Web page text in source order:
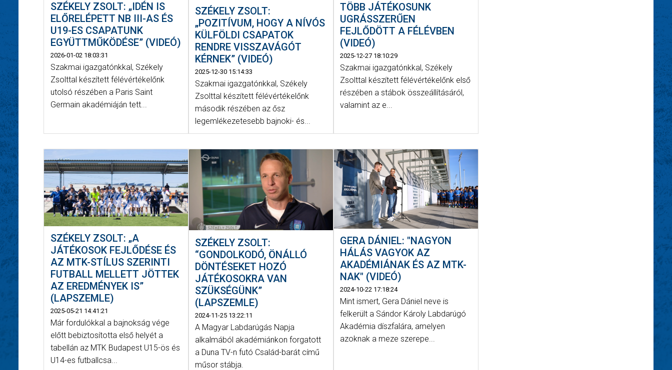
SZÉKELY ZSOLT: „IDÉN IS
ELŐRELÉPETT NB III-AS ÉS
U19-ES CSAPATUNK
EGYÜTTMŰKÖDÉSE” (VIDEÓ)
2026-01-02 18:03:31
Szakmai igazgatónkkal, Székely
Zsolttal készített félévértékelőnk
utolsó részében a Paris Saint
Germain akadémiáján tett...
SZÉKELY ZSOLT:
„POZITÍVUM, HOGY A NÍVÓS
KÜLFÖLDI CSAPATOK
RENDRE VISSZAVÁGÓT
KÉRNEK” (VIDEÓ)
2025-12-30 15:14:33
Szakmai igazgatónkkal, Székely
Zsolttal készített félévértékelőnk
második részében az ősz
legemlékezetesebb bajnoki- és...
TÖBB JÁTÉKOSUNK
UGRÁSSZERŰEN
FEJLŐDÖTT A FÉLÉVBEN
(VIDEÓ)
2025-12-27 18:10:29
Szakmai igazgatónkkal, Székely
Zsolttal készített félévértékelőnk első
részében a stábok összeállításáról,
valamint az e...
SZÉKELY ZSOLT: „A
JÁTÉKOSOK FEJLŐDÉSE ÉS
AZ MTK-STÍLUS SZERINTI
FUTBALL MELLETT JÖTTEK
AZ EREDMÉNYEK IS”
(LAPSZEMLE)
2025-05-21 14:41:21
Már fordulókkal a bajnokság vége
előtt bebiztosította első helyét a
tabellán az MTK Budapest U15-ös és
U14-es futballcsa...
SZÉKELY ZSOLT:
“GONDOLKODÓ, ÖNÁLLÓ
DÖNTÉSEKET HOZÓ
JÁTÉKOSOKRA VAN
SZÜKSÉGÜNK”
(LAPSZEMLE)
2024-11-25 13:22:11
A Magyar Labdarúgás Napja
alkalmából akadémiánkon forgatott
a Duna TV-n futó Család-barát című
műsor stábja.
GERA DÁNIEL: "NAGYON
HÁLÁS VAGYOK AZ
AKADÉMIÁNAK ÉS AZ MTK-
NAK" (VIDEÓ)
2024-10-22 17:18:24
Mint ismert, Gera Dániel neve is
felkerült a Sándor Károly Labdarúgó
Akadémia díszfalára, amelyen
azoknak a meze szerepe...